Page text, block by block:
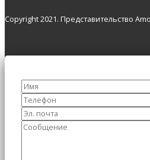
Copyright 2021. Представительство